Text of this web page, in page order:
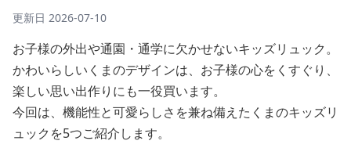
更新日 2026-07-10
お子様の外出や通園・通学に欠かせないキッズリュック。
かわいらしいくまのデザインは、お子様の心をくすぐり、
楽しい思い出作りにも一役買います。
今回は、機能性と可愛らしさを兼ね備えたくまのキッズリ
ュックを5つご紹介します。